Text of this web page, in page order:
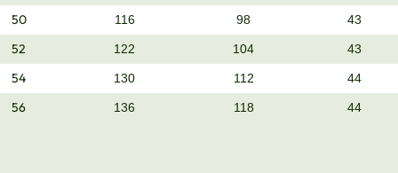
50 116 98 43
52 122 104 43
54 130 112 44
56 136 118 44